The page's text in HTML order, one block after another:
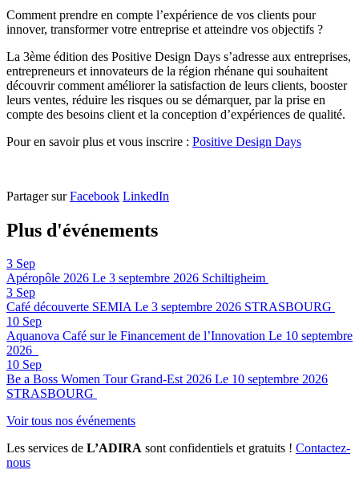
Comment prendre en compte l’expérience de vos clients pour
innover, transformer votre entreprise et atteindre vos objectifs ?
La 3ème édition des Positive Design Days s’adresse aux entreprises,
entrepreneurs et innovateurs de la région rhénane qui souhaitent
découvrir comment améliorer la satisfaction de leurs clients, booster
leurs ventes, réduire les risques ou se démarquer, par la prise en
compte des besoins client et la conception d’expériences de qualité.
Pour en savoir plus et vous inscrire : Positive Design Days
Partager sur Facebook LinkedIn
Plus d'événements
3 Sep
Apéropôle 2026 Le 3 septembre 2026 Schiltigheim
3 Sep
Café découverte SEMIALe 3 septembre 2026 STRASBOURG
10 Sep
Aquanova Café sur le Financement de l’Innovation Le 10 septembre
2026
10 Sep
Be a Boss Women Tour Grand-Est 2026 Le 10 septembre 2026
STRASBOURG
Voir tous nos événements
Les services de L’ADIRA sont confidentiels et gratuits ! Contactez-
nous